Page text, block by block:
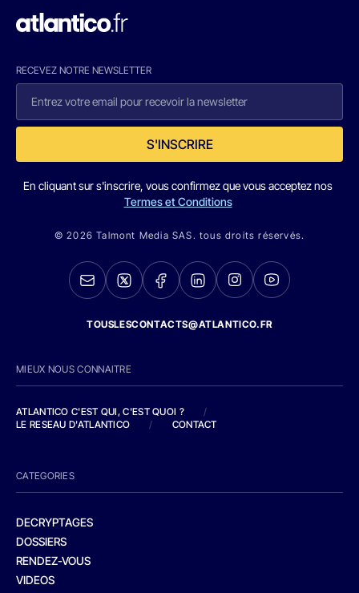
RECEVEZ NOTRE NEWSLETTER
S'INSCRIRE
En cliquant sur s'inscrire, vous confirmez que vous acceptez nos
Termes et Conditions
© 2026 Talmont Media SAS. tous droits réservés.
TOUSLESCONTACTS@ATLANTICO.FR
MIEUX NOUS CONNAITRE
ATLANTICO C'EST QUI, C'EST QUOI ?
/
LE RESEAU D'ATLANTICO
/ CONTACT
CATEGORIES
DECRYPTAGES
DOSSIERS
RENDEZ-VOUS
VIDEOS